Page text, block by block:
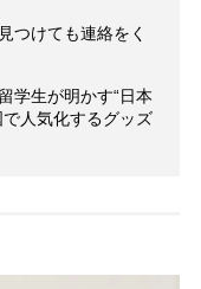
つけても連絡をく
学生が明かす“日本
人気化するグッズ